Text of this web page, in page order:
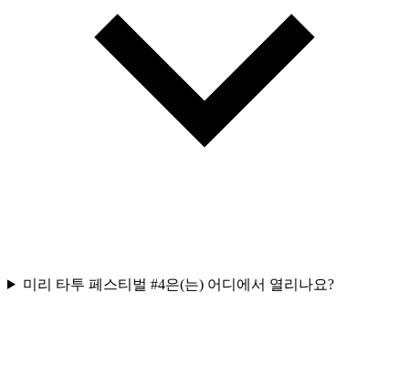
미리 타투 페스티벌 #4은(는) 어디에서 열리나요?